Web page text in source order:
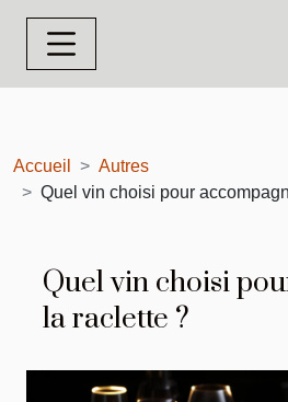
Accueil
Autres
Quel vin choisi pour
Quel vin choisi
la raclette ?